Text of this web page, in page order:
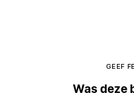
GEEF
Was deze